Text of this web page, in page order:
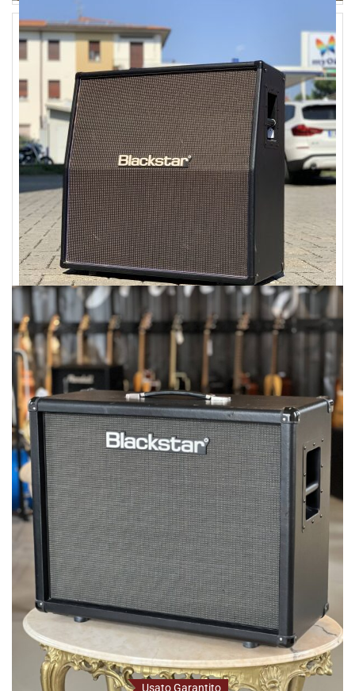
Blackstar
Blackstar HTV-412A
Amplificatori UsatoBlackstarCasse Chitarra Usato
Usato Garantito